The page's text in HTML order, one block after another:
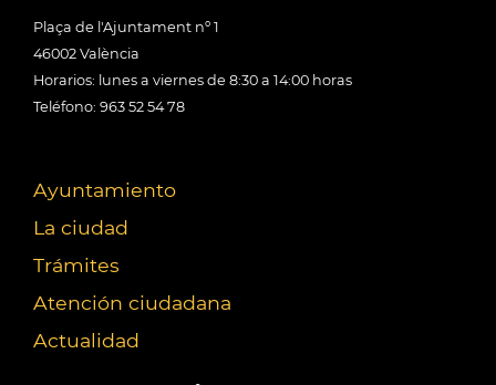
Plaça de l'Ajuntament nº 1
46002 València
Horarios: lunes a viernes de 8:30 a 14:00 horas
Teléfono: 963 52 54 78
Ayuntamiento
La ciudad
Trámites
Atención ciudadana
Actualidad